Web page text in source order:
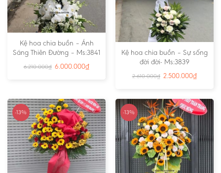
Kệ hoa chia buồn – Ánh
Sáng Thiên Đường – Ms:3841
6.210.000₫ 6.000.000₫
Kệ hoa chia buồn – Sự sống
đời đời- Ms:3839
2.610.000₫ 2.500.000₫
-13% -13%